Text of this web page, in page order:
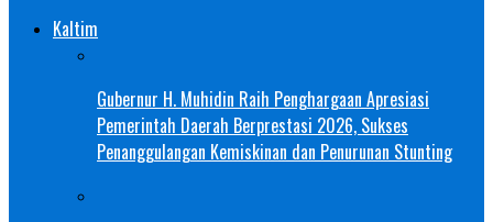
Kaltim
Gubernur H. Muhidin Raih Penghargaan Apresiasi
Pemerintah Daerah Berprestasi 2026, Sukses
Penanggulangan Kemiskinan dan Penurunan Stunting